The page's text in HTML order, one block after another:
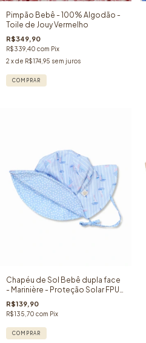
Pimpão Bebê - 100% Algodão -
Toile de Jouy Vermelho
R$349,90
R$339,40 com Pix
2 x de R$174,95 sem juros
COMPRAR
Chapéu de Sol Bebê dupla face
- Marinière - Proteção Solar FPU
50+
R$139,90
R$135,70 com Pix
COMPRAR